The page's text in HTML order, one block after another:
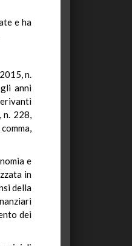
e ha
n.
anni
n. 228,
e
in
della
dei